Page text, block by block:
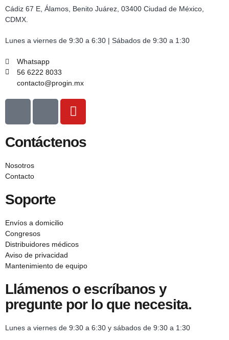
Cádiz 67 E, Álamos, Benito Juárez, 03400 Ciudad de México,
CDMX.
Lunes a viernes de 9:30 a 6:30 | Sábados de 9:30 a 1:30
Whatsapp
56 6222 8033
contacto@progin.mx
Contáctenos
Nosotros
Contacto
Soporte
Envíos a domicilio
Congresos
Distribuidores médicos
Aviso de privacidad
Mantenimiento de equipo
Llámenos o escríbanos y
pregunte por lo que necesita.
Lunes a viernes de 9:30 a 6:30 y sábados de 9:30 a 1:30